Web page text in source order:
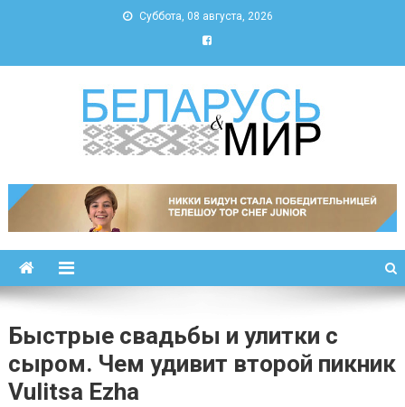
Суббота, 08 августа, 2026
Беларусь и мир
Быстрые свадьбы и улитки с
сыром. Чем удивит второй пикник
Vulitsa Ezha